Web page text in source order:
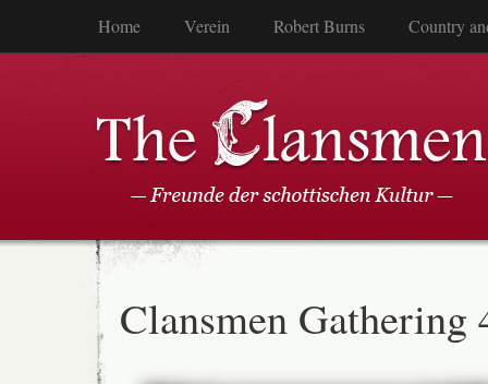
Home Verein Robert Burns Country
Clansmen Gathering